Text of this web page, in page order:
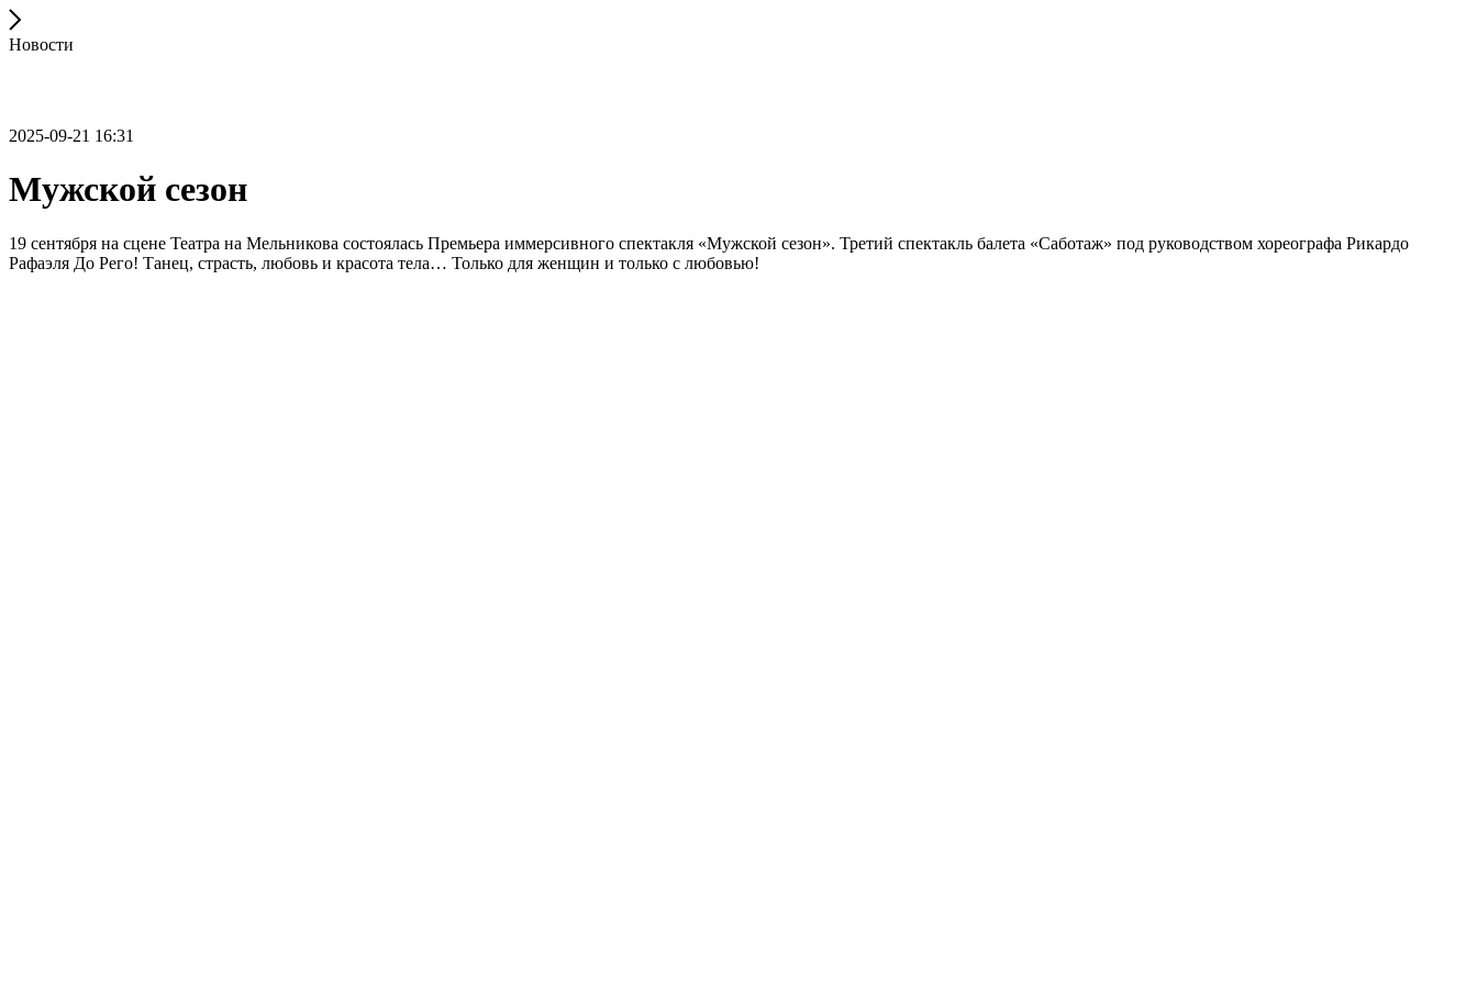
Новости
2025-09-21 16:31
Мужской сезон
19 сентября на сцене Театра на Мельникова состоялась Премьера иммерсивного спектакля «Мужской сезон». Третий спектакль балета «Саботаж» под руководством хореографа Рикардо
Рафаэля До Рего! Танец, страсть, любовь и красота тела… Только для женщин и только с любовью!